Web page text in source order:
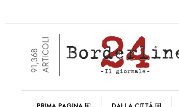
91,368ARTICOLI